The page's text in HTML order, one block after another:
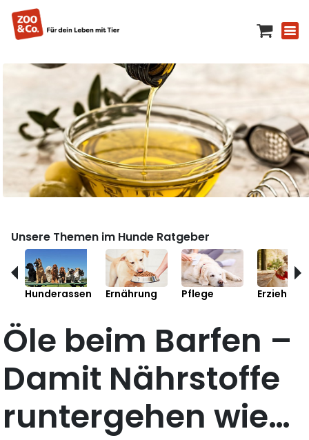
Unsere Themen im Hunde Ratgeber
Hunderassen Ernährung Pflege Erziehung
Öle beim Barfen –
Damit Nährstoffe
runtergehen wie…